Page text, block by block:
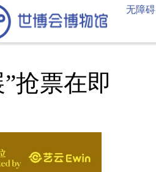
无障碍 |
抢票在即